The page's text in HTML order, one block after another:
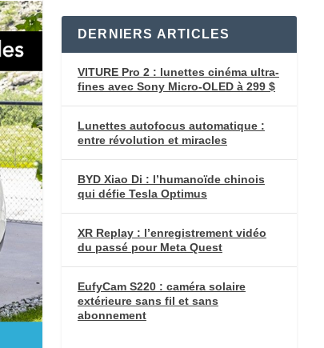
DERNIERS ARTICLES
VITURE Pro 2 : lunettes cinéma ultra-
fines avec Sony Micro-OLED à 299 $
Lunettes autofocus automatique :
entre révolution et miracles
BYD Xiao Di : l’humanoïde chinois
qui défie Tesla Optimus
XR Replay : l’enregistrement vidéo
du passé pour Meta Quest
EufyCam S220 : caméra solaire
extérieure sans fil et sans
abonnement